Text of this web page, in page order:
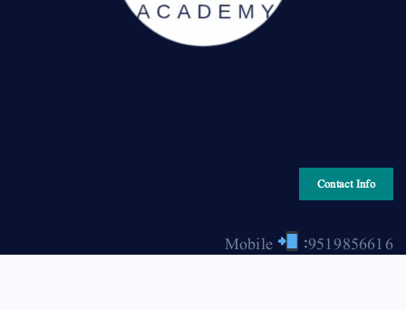
Contact Info
Mobile
:9519856616